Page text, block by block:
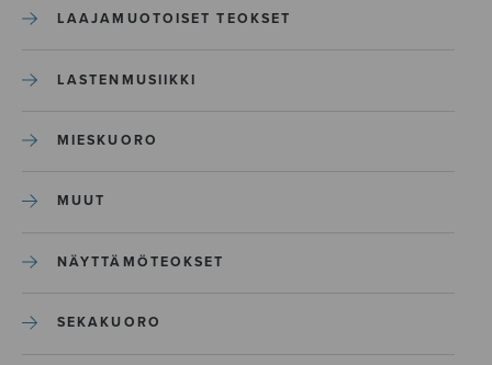
LAAJAMUOTOISET TEOKSET
LASTENMUSIIKKI
MIESKUORO
MUUT
NÄYTTÄMÖTEOKSET
SEKAKUORO